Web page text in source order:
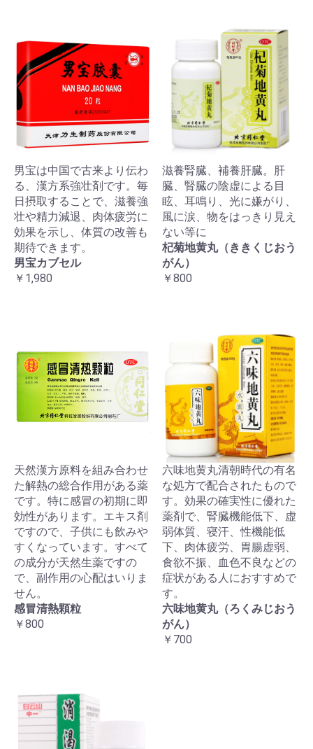
男宝は中国で古来より伝わ
る、漢方系強壮剤です。毎
日摂取することで、滋養強
壮や精力減退、肉体疲労に
効果を示し、体質の改善も
期待できます。
男宝カブセル
￥1,980
滋養腎臓、補養肝臓。肝
臓、腎臓の陰虚による目
眩、耳鳴り、光に嫌がり、
風に涙、物をはっきり見え
ない等に
杞菊地黄丸（ききくじおう
がん）
￥800
天然漢方原料を組み合わせ
た解熱の総合作用がある薬
です。特に感冒の初期に即
効性があります。エキス剤
ですので、子供にも飲みや
すくなっています。すべて
の成分が天然生薬ですの
で、副作用の心配はいりま
せん。
感冒清熱顆粒
￥800
六味地黄丸清朝時代の有名
な処方で配合されたもので
す。効果の確実性に優れた
薬剤で、腎臓機能低下、虚
弱体質、寝汗、性機能低
下、肉体疲労、胃腸虚弱、
食欲不振、血色不良などの
症状がある人におすすめで
す。
六味地黄丸（ろくみじおう
がん）
￥700